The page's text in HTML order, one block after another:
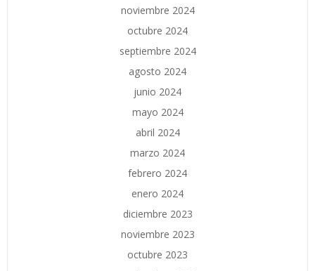
noviembre 2024
octubre 2024
septiembre 2024
agosto 2024
junio 2024
mayo 2024
abril 2024
marzo 2024
febrero 2024
enero 2024
diciembre 2023
noviembre 2023
octubre 2023